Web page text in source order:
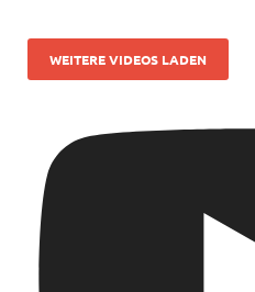
WEITERE VIDEOS LADEN